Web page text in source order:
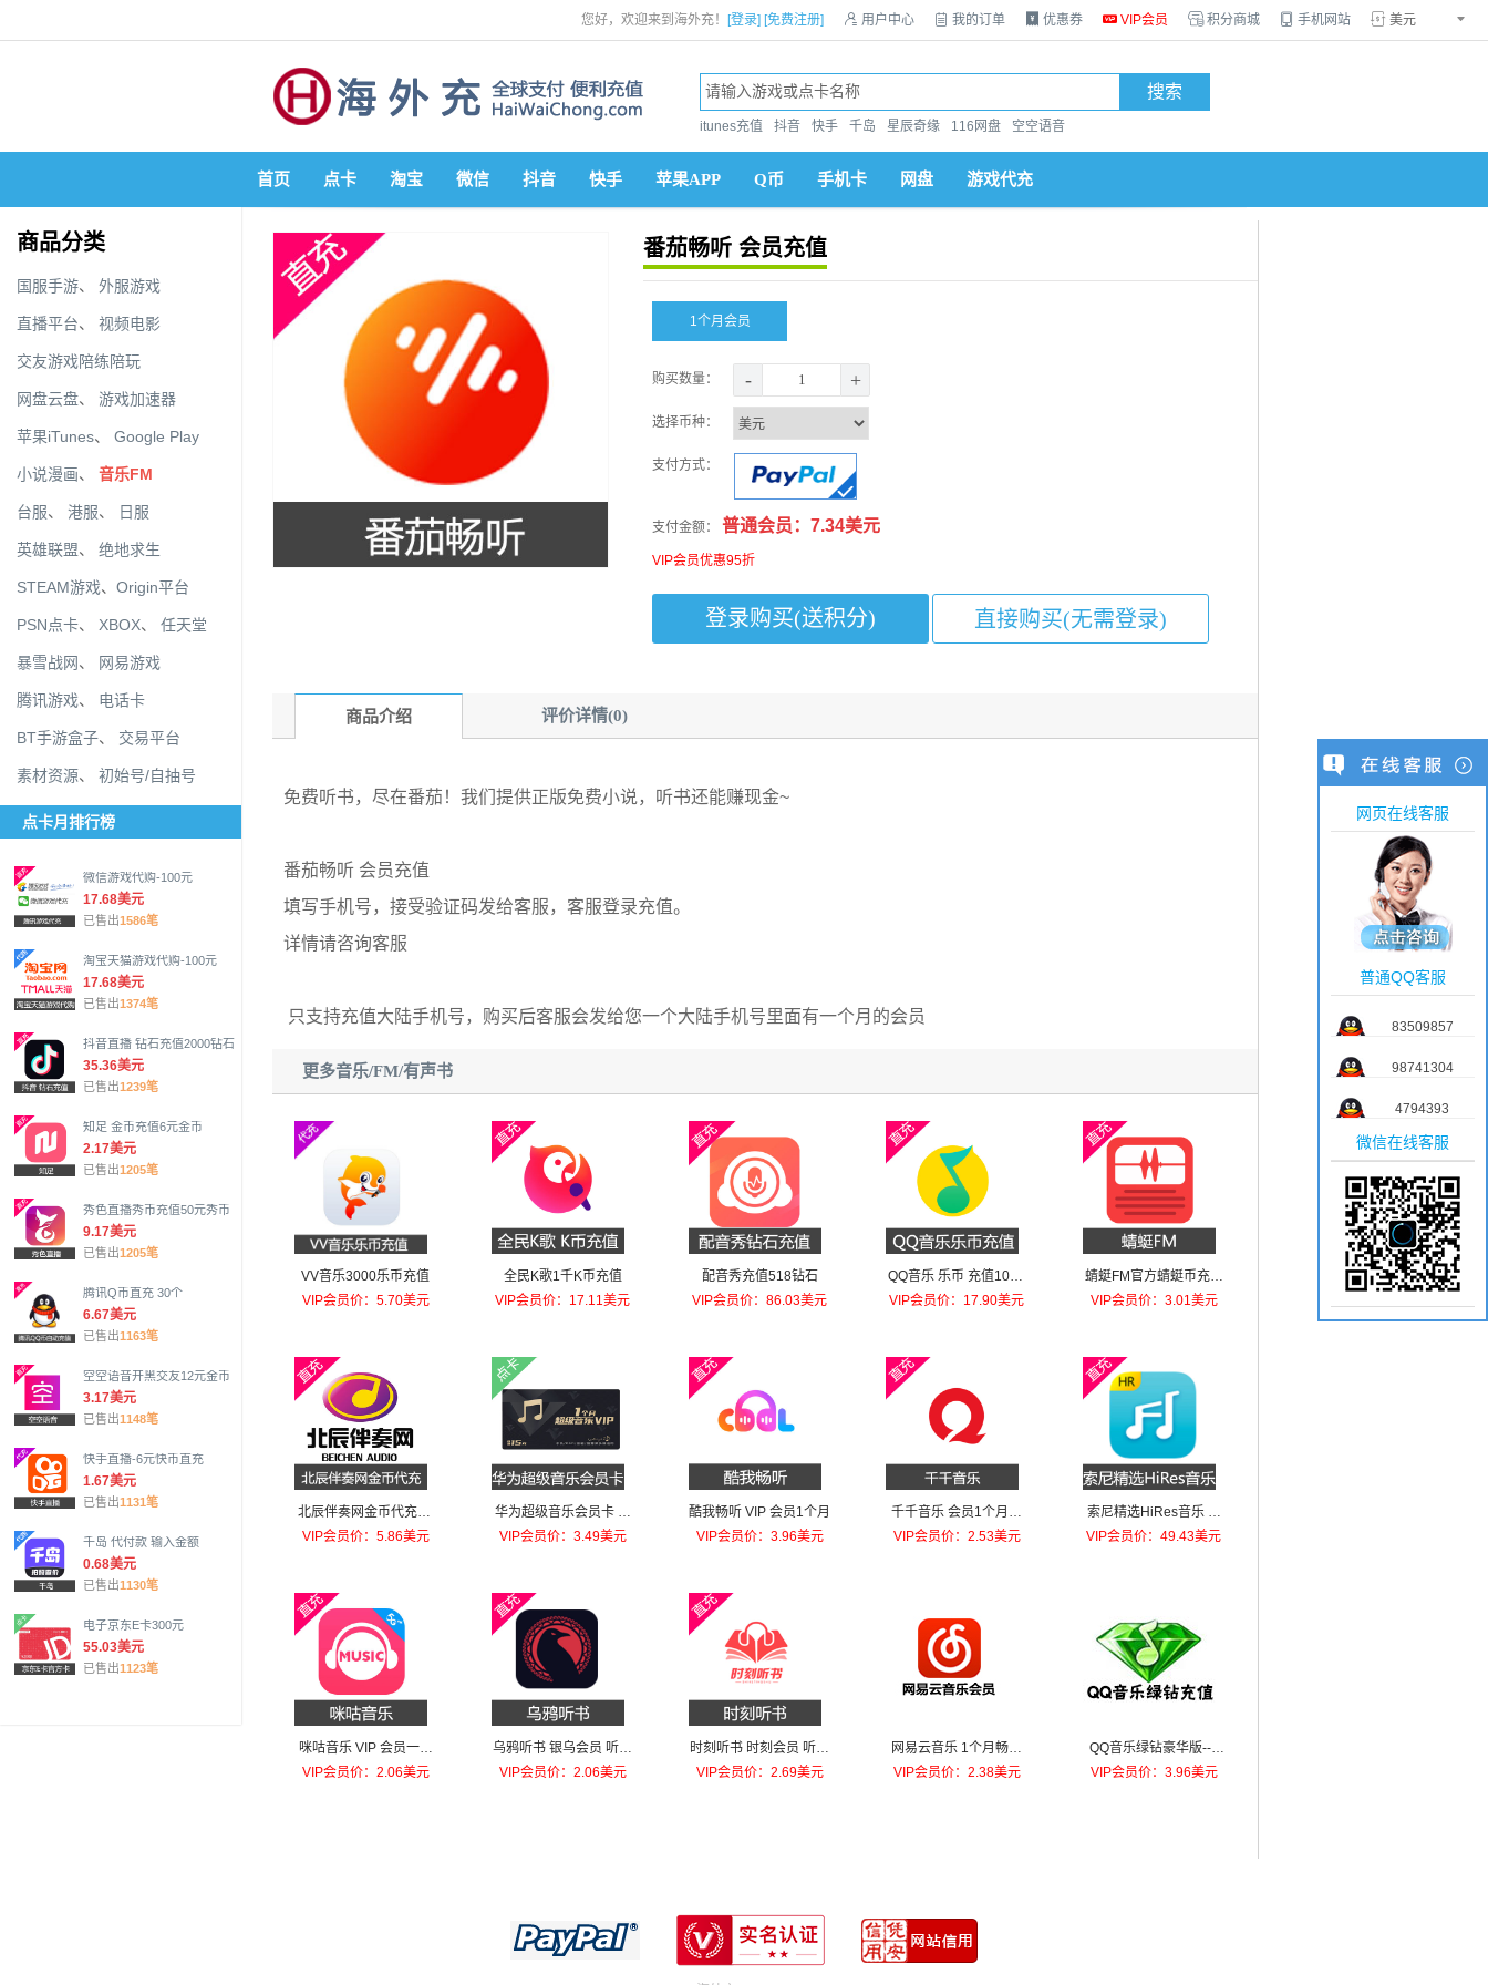
您好，欢迎来到海外充！ [登录] [免费注册]  用户中心  我的订单  优惠券  VIP会员 积分商城  手机网站  
搜索
itunes充值 抖音 快手 千岛 星辰奇缘 116网盘 空空语音
首页 点卡 淘宝 微信 抖音 快手 苹果APP Q币 手机卡 网盘 游戏代充
商品分类
国服手游、 外服游戏
直播平台、 视频电影
交友游戏陪练陪玩
网盘云盘、 游戏加速器
苹果iTunes、 Google Play
小说漫画、 音乐FM
台服、 港服、 日服
英雄联盟、 绝地求生
STEAM游戏、 Origin平台
PSN点卡、 XBOX、 任天堂
暴雪战网、 网易游戏
腾讯游戏、 电话卡
BT手游盒子、 交易平台
素材资源、 初始号/自抽号
点卡月排行榜
微信游戏代购-100元
17.68美元
已售出1586笔
淘宝天猫游戏代购-100元
17.68美元
已售出1374笔
抖音直播 钻石充值2000钻石
35.36美元
已售出1239笔
知足 金币充值6元金币
2.17美元
已售出1205笔
秀色直播秀币充值50元秀币
9.17美元
已售出1205笔
腾讯Q币直充 30个
6.67美元
已售出1163笔
空空语音开黑交友12元金币
3.17美元
已售出1148笔
快手直播-6元快币直充
1.67美元
已售出1131笔
千岛 代付款 输入金额
0.68美元
已售出1130笔
电子京东E卡300元
55.03美元
已售出1123笔
番茄畅听 会员充值
1个月会员
购买数量： - +
选择币种：
支付方式：
支付金额： 普通会员：7.34美元
VIP会员优惠95折
商品介绍 评价详情(0)
免费听书，尽在番茄！我们提供正版免费小说，听书还能赚现金~
番茄畅听 会员充值
填写手机号，接受验证码发给客服，客服登录充值。
详情请咨询客服
只支持充值大陆手机号，购买后客服会发给您一个大陆手机号里面有一个月的会员
更多音乐/FM/有声书
VV音乐3000乐币充值
VIP会员价：5.70美元
全民K歌1千K币充值
VIP会员价：17.11美元
配音秀充值518钻石
VIP会员价：86.03美元
QQ音乐 乐币 充值1080
乐币
VIP会员价：17.90美元
蜻蜓FM官方蜻蜓币充值
12元
VIP会员价：3.01美元
北辰伴奏网金币代充30
金币
VIP会员价：5.86美元
华为超级音乐会员卡 月
卡
VIP会员价：3.49美元
酷我畅听 VIP 会员1个月
VIP会员价：3.96美元
千千音乐 会员1个月会
员
VIP会员价：2.53美元
索尼精选HiRes音乐 会
员 专辑 购买3个月
VIP会员价：49.43美元
咪咕音乐 VIP 会员一个
月
VIP会员价：2.06美元
乌鸦听书 银乌会员 听书
券充值30张听书券
VIP会员价：2.06美元
时刻听书 时刻会员 听书
券 充值1个月
VIP会员价：2.69美元
网易云音乐 1个月畅听
会员
VIP会员价：2.38美元
QQ音乐绿钻豪华版--1
个月豪华绿钻
VIP会员价：3.96美元
网页在线客服
普通QQ客服
83509857
98741304
4794393
微信在线客服